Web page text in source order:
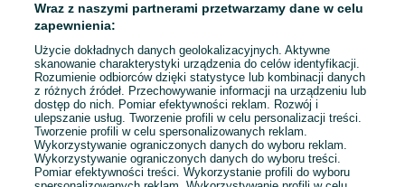
Kierowca/Mechanik w Gdańsku
Ride Dott
32 - 34 zł / mies. brutto
Gdańsk , Śródmieście
Pełny etat
Umowa zlecenie
Doświadczenie nie jest wymagane
Prawo jazdy: Kat. B
Możliwe środki transportu: Samochód
Wraz z naszymi partnerami przetwarzamy dane w celu
zapewnienia:
Użycie dokładnych danych geolokalizacyjnych. Aktywne
skanowanie charakterystyki urządzenia do celów identyfikacji.
Rozumienie odbiorców dzięki statystyce lub kombinacji danych
z różnych źródeł. Przechowywanie informacji na urządzeniu lub
dostęp do nich. Pomiar efektywności reklam. Rozwój i
ulepszanie usług. Tworzenie profili w celu personalizacji treści.
Tworzenie profili w celu spersonalizowanych reklam.
Wykorzystywanie ograniczonych danych do wyboru reklam.
Wykorzystywanie ograniczonych danych do wyboru treści.
Pomiar efektywności treści. Wykorzystanie profili do wyboru